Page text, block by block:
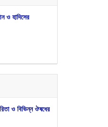
ও হাদিসের
ও বিভিন্ন ঔষধের